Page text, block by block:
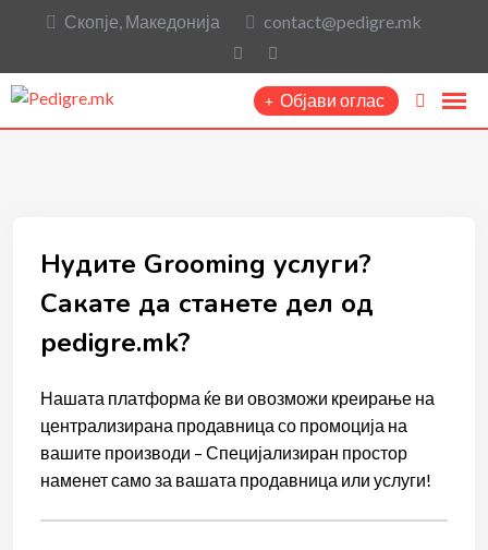
Скопје, Македонија contact@pedigre.mk
Објави оглас
Нудите Grooming услуги?
Сакате да станете дел од
pedigre.mk?
Нашата платформа ќе ви овозможи креирање на
централизирана продавница со промоција на
вашите производи – Специјализиран простор
наменет само за вашата продавница или услуги!